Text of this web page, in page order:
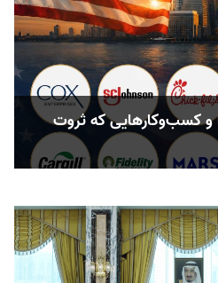
و کسب‌وکارهایی که ثروت